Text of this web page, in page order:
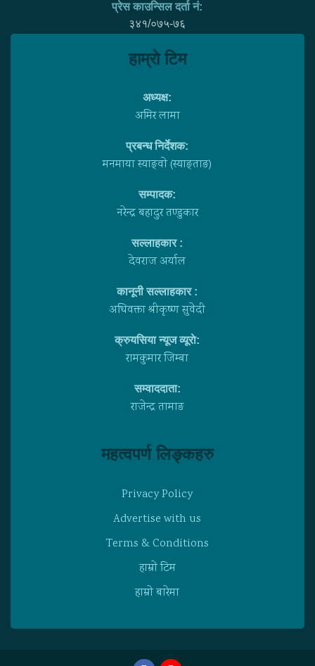
प्रेस काउन्सिल दर्ता नं:
३४१/०७५-७६
हाम्राे टिम
अध्यक्ष:
अमिर लामा
प्रबन्ध निर्देशक:
मनमाया स्याङ्वाे (स्याङ्ताङ)
सम्पादक:
नरेन्द्र बहादुर तण्डुकार
सल्लाहकार :
देवराज अर्याल
कानूनी सल्लाहकार :
अधिवक्ता श्रीकृष्ण सुवेदी
क्रुयसिया न्यूज व्यूराे:
रामकुमार जिम्बा
सम्वाददाता:
राजेन्द्र तामाङ
महत्वपर्ण लिङ्कहरु
Privacy Policy
Advertise with us
Terms & Conditions
हाम्राे टिम
हाम्राे बारेमा